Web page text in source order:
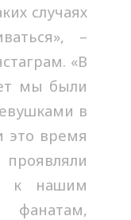
случаях
–
«В
мы были
в
это время
к нашим